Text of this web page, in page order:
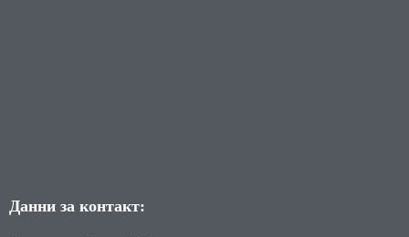
Данни за контакт: